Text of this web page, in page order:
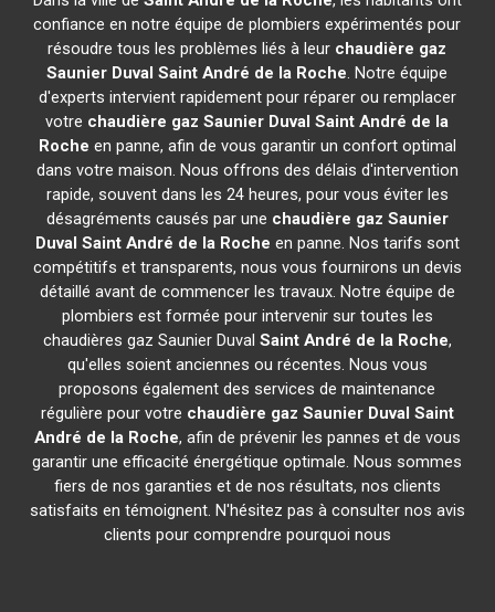
confiance en notre équipe de plombiers expérimentés pour
résoudre tous les problèmes liés à leur chaudière gaz
Saunier Duval Saint André de la Roche. Notre équipe
d'experts intervient rapidement pour réparer ou remplacer
votre chaudière gaz Saunier Duval Saint André de la
Roche en panne, afin de vous garantir un confort optimal
dans votre maison. Nous offrons des délais d'intervention
rapide, souvent dans les 24 heures, pour vous éviter les
désagréments causés par une chaudière gaz Saunier
Duval Saint André de la Roche en panne. Nos tarifs sont
compétitifs et transparents, nous vous fournirons un devis
détaillé avant de commencer les travaux. Notre équipe de
plombiers est formée pour intervenir sur toutes les
chaudières gaz Saunier Duval Saint André de la Roche,
qu'elles soient anciennes ou récentes. Nous vous
proposons également des services de maintenance
régulière pour votre chaudière gaz Saunier Duval Saint
André de la Roche, afin de prévenir les pannes et de vous
garantir une efficacité énergétique optimale. Nous sommes
fiers de nos garanties et de nos résultats, nos clients
satisfaits en témoignent. N'hésitez pas à consulter nos avis
clients pour comprendre pourquoi nous